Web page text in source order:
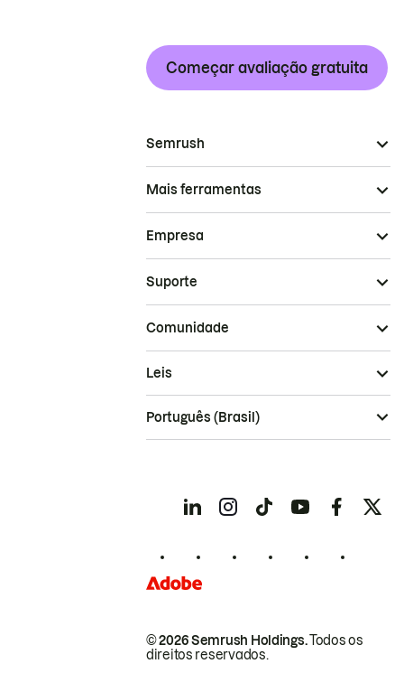
Começar avaliação gratuita
Semrush
Mais ferramentas
Empresa
Suporte
Comunidade
© 2026 Semrush Holdings.Todos os
direitos reservados.
Leis
Português (Brasil)